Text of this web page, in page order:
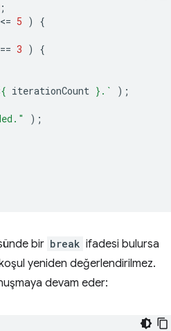
;
<= 5 )
{
3 )
{
iterationCount } .`
);
);
bir break ifadesi bulursa
yeniden değerlendirilmez.
devam eder: